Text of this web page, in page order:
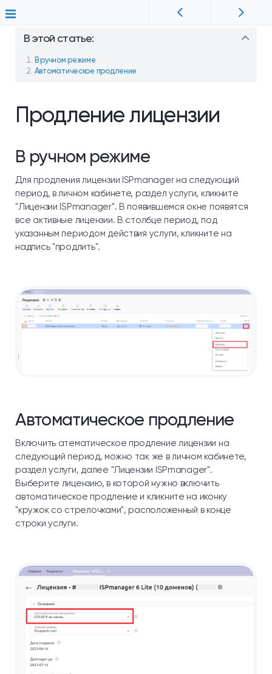
В этой статье:
В ручном режиме
Автоматическое продление
Продление лицензии
В ручном режиме
Для продления лицензии ISPmanager на следующий
период, в личном кабинете, раздел услуги, кликните
"Лицензии ISPmanager". В появившемся окне появятся
все активные лицензии. В столбце период, под
указанным периодом действия услуги, кликните на
надпись "продлить".
Автоматическое продление
Включить атематическое продление лицензии на
следующий период, можно так же в личном кабинете,
раздел услуги, далее "Лицензии ISPmanager".
Выберите лицензию, в которой нужно включить
автоматическое продление и кликните на иконку
"кружок со стрелочками", расположенный в конце
строки услуги.